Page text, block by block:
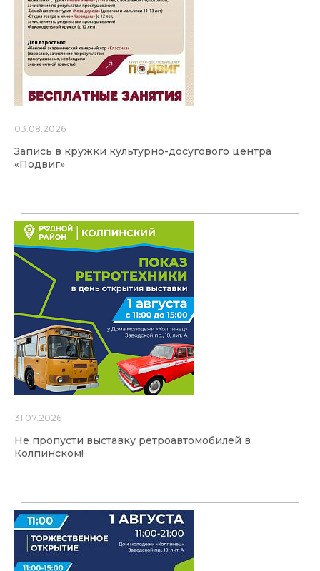
03.08.2026
Запись в кружки культурно-досугового центра
«Подвиг»
31.07.2026
Не пропусти выставку ретроавтомобилей в
Колпинском!